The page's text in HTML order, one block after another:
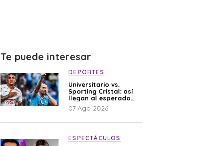
Te puede interesar
DEPORTES
Universitario vs.
Sporting Cristal: así
llegan al esperado
duelo
07 Ago 2026
ESPECTÁCULOS